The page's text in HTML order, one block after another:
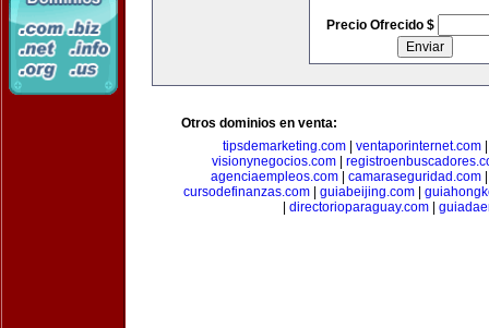
Precio Ofrecido $
Otros dominios en venta:
tipsdemarketing.com| ventaporinternet.com
visionynegocios.com|
agenciaempleos.com| camaraseguridad.com
cursodefinanzas.com| guiabeijing.com|
directorioparaguay.com|